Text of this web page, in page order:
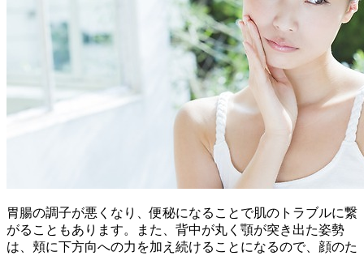
胃腸の調子が悪くなり、便秘になることで肌のトラブルに繋
がることもあります。また、背中が丸く顎が突き出た姿勢
は、頬に下方向への力を加え続けることになるので、顔のた